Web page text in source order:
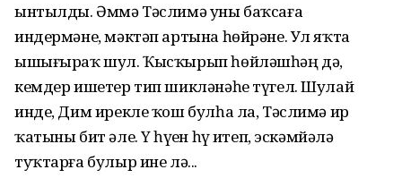
ынтылды. Әммә Тәслимә уны баҡсаға
индермәне, мәктәп артына һөйрәне. Ул яҡта
ышығыраҡ шул. Ҡысҡырып һөйләшһәң дә,
кемдер ишетер тип шикләнәһе түгел. Шулай
инде, Дим ирекле ҡош булһа ла, Тәслимә ир
ҡатыны бит әле. Үҙ һүҙен һүҙ итеп, эскәмйәлә
туҡтарға булыр ине лә...